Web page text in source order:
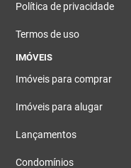
Política de privacidade
Termos de uso
IMÓVEIS
Imóveis para comprar
Imóveis para alugar
Lançamentos
Condomínios